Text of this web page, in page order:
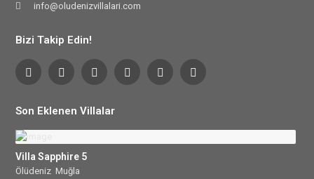
info@oludenizvillalari.com
Bizi Takip Edin!
Son Eklenen Villalar
Villa Sapphire 5
Ölüdeniz Muğla